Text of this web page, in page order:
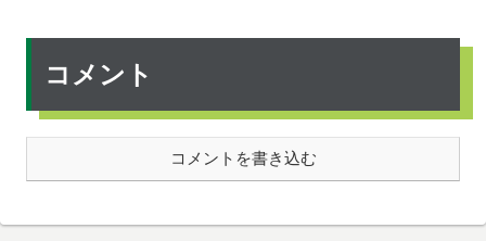
コメント
コメントを書き込む